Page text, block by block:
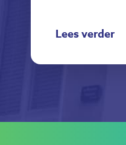
Lees verder